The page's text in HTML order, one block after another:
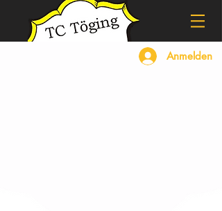
Anmelden